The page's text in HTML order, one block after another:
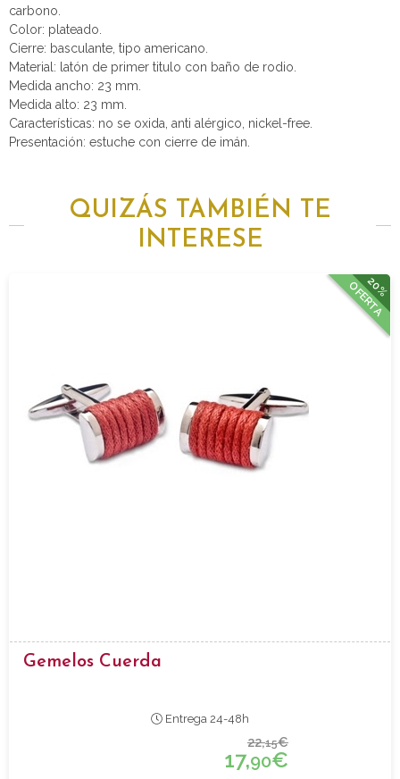
carbono.
Color: plateado.
Cierre: basculante, tipo americano.
Material: latón de primer titulo con baño de rodio.
Medida ancho: 23 mm.
Medida alto: 23 mm.
Características: no se oxida, anti alérgico, nickel-free.
Presentación: estuche con cierre de imán.
QUIZÁS TAMBIÉN TE
INTERESE
20%
OFERTA
Gemelos Cuerda
Entrega 24-48h
22,15€
17,90€